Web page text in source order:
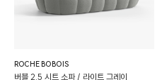
ROCHE BOBOIS
버블 2.5 시트 소파 / 라이트 그레이